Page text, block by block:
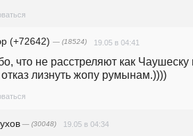
(+72642) — (18524) 19.05 в 04:41
что не расстреляют как Чаушеску
лизнуть жопу румынам.))))
— (30048) 19.05 в 04:34